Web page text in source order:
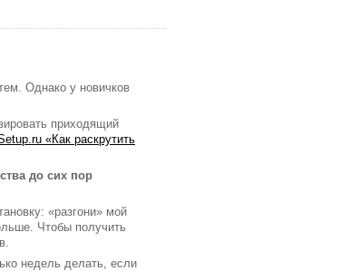
Однако у новичков
приходящий
«Как раскрутить
до сих пор
«разгони» мой
Чтобы получить
недель делать, если